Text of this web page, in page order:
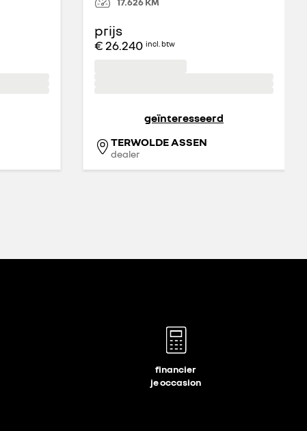
prijs
€ 26.240 incl. btw
geïnteresseerd
TERWOLDE ASSEN
dealer
financier
je occasion